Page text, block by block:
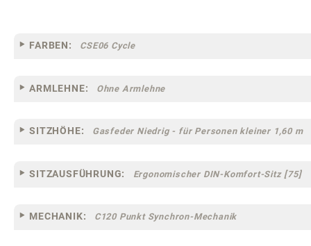
FARBEN: CSE06 Cycle
ARMLEHNE: Ohne Armlehne
SITZHÖHE: Gasfeder Niedrig - für Personen kleiner 1,60 m
SITZAUSFÜHRUNG: Ergonomischer DIN-Komfort-Sitz [75]
MECHANIK: C120 Punkt Synchron-Mechanik